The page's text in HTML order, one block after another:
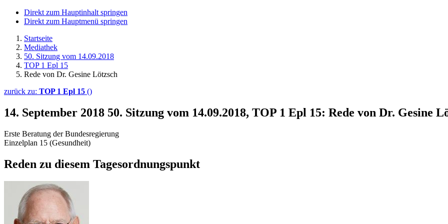
Direkt zum Hauptinhalt springen
Direkt zum Hauptmenü springen
Startseite
Mediathek
50. Sitzung vom 14.09.2018
TOP 1 Epl 15
Rede von Dr. Gesine Lötzsch
zurück zu: TOP 1 Epl 15 ()
14. September 2018 50. Sitzung vom 14.09.2018, TOP 1 Epl 15: Rede von Dr. Gesine
Erste Beratung der Bundesregierung
Einzelplan 15 (Gesundheit)
Reden zu diesem Tagesordnungspunkt